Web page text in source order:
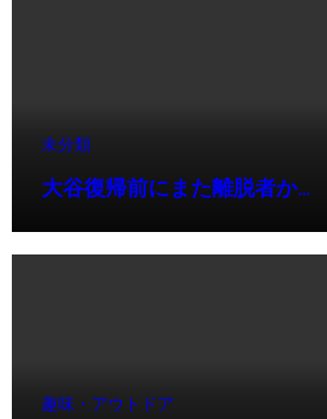
未分類
大谷復帰前にまた離脱者か…
趣味・アウトドア